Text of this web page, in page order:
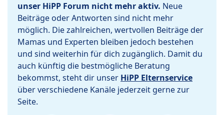
unser HiPP Forum nicht mehr aktiv. Neue
Beiträge oder Antworten sind nicht mehr
möglich. Die zahlreichen, wertvollen Beiträge der
Mamas und Experten bleiben jedoch bestehen
und sind weiterhin für dich zugänglich. Damit du
auch künftig die bestmögliche Beratung
bekommst, steht dir unser HiPP Elternservice
über verschiedene Kanäle jederzeit gerne zur
Seite.